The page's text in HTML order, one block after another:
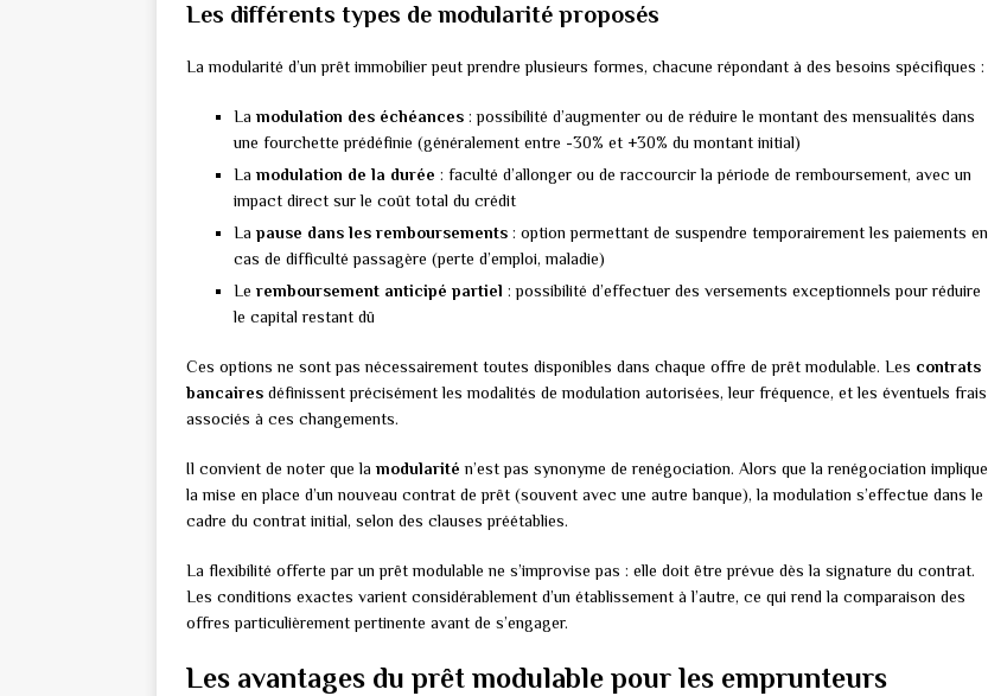
Les différents types de modularité proposés
La modularité d’un prêt immobilier peut prendre plusieurs formes, chacune répondant à des besoins spécifiques :
La modulation des échéances : possibilité d’augmenter ou de réduire le montant des mensualités dans
une fourchette prédéfinie (généralement entre -30% et +30% du montant initial)
La modulation de la durée : faculté d’allonger ou de raccourcir la période de remboursement, avec un
impact direct sur le coût total du crédit
La pause dans les remboursements : option permettant de suspendre temporairement les paiements en
cas de difficulté passagère (perte d’emploi, maladie)
Le remboursement anticipé partiel : possibilité d’effectuer des versements exceptionnels pour réduire
le capital restant dû
Ces options ne sont pas nécessairement toutes disponibles dans chaque offre de prêt modulable. Les contrats
bancaires définissent précisément les modalités de modulation autorisées, leur fréquence, et les éventuels frais
associés à ces changements.
Il convient de noter que la modularité n’est pas synonyme de renégociation. Alors que la renégociation implique
la mise en place d’un nouveau contrat de prêt (souvent avec une autre banque), la modulation s’effectue dans le
cadre du contrat initial, selon des clauses préétablies.
La flexibilité offerte par un prêt modulable ne s’improvise pas : elle doit être prévue dès la signature du contrat.
Les conditions exactes varient considérablement d’un établissement à l’autre, ce qui rend la comparaison des
offres particulièrement pertinente avant de s’engager.
Les avantages du prêt modulable pour les emprunteurs